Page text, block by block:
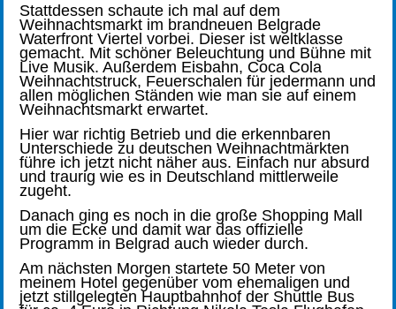
Stattdessen schaute ich mal auf dem
Weihnachtsmarkt im brandneuen Belgrade
Waterfront Viertel vorbei. Dieser ist weltklasse
gemacht. Mit schöner Beleuchtung und Bühne mit
Live Musik. Außerdem Eisbahn, Coca Cola
Weihnachtstruck, Feuerschalen für jedermann und
allen möglichen Ständen wie man sie auf einem
Weihnachtsmarkt erwartet.
Hier war richtig Betrieb und die erkennbaren
Unterschiede zu deutschen Weihnachtmärkten
führe ich jetzt nicht näher aus. Einfach nur absurd
und traurig wie es in Deutschland mittlerweile
zugeht.
Danach ging es noch in die große Shopping Mall
um die Ecke und damit war das offizielle
Programm in Belgrad auch wieder durch.
Am nächsten Morgen startete 50 Meter von
meinem Hotel gegenüber vom ehemaligen und
jetzt stillgelegten Hauptbahnhof der Shuttle Bus